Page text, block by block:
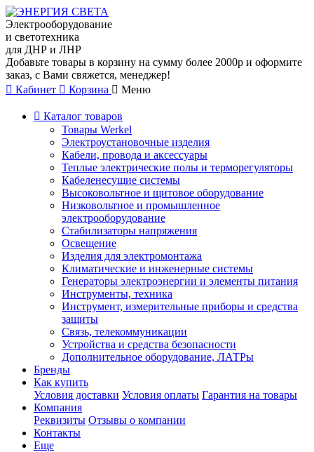
Электрооборудование
и светотехника
для ДНР и ЛНР
Добавьте товары в корзину на сумму более 2000р и оформите
заказ, с Вами свяжется, менеджер!
Кабинет
Корзина Меню
Каталог товаров
Товары Werkel
Электроустановочные изделия
Кабели, провода и аксессуары
Теплые электрические полы и терморегуляторы
Кабеленесущие системы
Высоковольтное и щитовое оборудование
Низковольтное и промышленное
электрооборудование
Стабилизаторы напряжения
Освещение
Изделия для электромонтажа
Климатические и инженерные системы
Генераторы электроэнергии и элементы питания
Инструменты, техника
Инструмент, измерительные приборы и средства
защиты
Связь, телекоммуникации
Устройства и средства безопасности
Дополнительное оборудование, ЛАТРы
Бренды
Как купить
Условия доставки Условия оплаты Гарантия на товары
Компания
Реквизиты Отзывы о компании
Контакты
Еще